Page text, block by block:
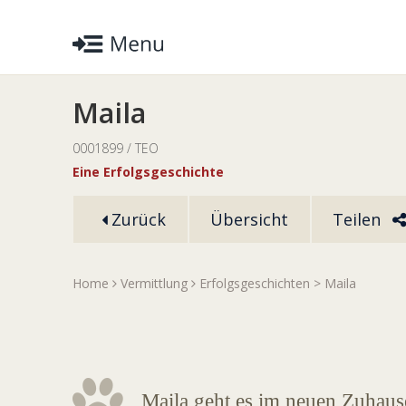
Maila
0001899 / TEO
Eine Erfolgsgeschichte
Zurück Übersicht Teilen
Home Vermittlung Erfolgsgeschichten > Maila
Maila geht es im neuen